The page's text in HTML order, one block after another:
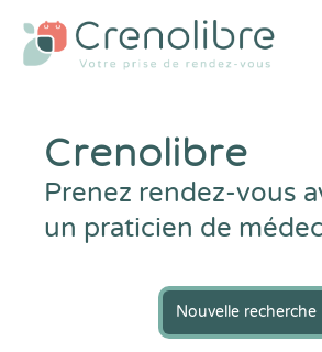
Crenolibre
Prenez rendez-vous
un praticien de
Nouvelle recherche